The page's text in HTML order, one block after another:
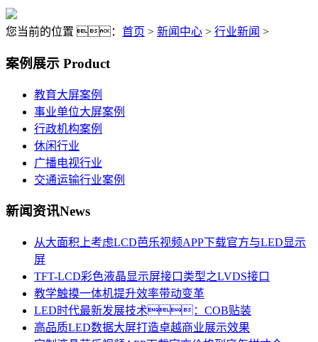
您当前的位置 ： 首页 > 新闻中心 > 行业新闻 >
案例展示 Product
教育大屏案例
事业单位大屏案例
行政机构案例
休闲行业
广播电视行业
交通运输行业案例
新闻资讯News
从大面积上考虑LCD芭乐视频APP下载官方与LED显示
屏
TFT-LCD彩色液晶显示屏接口类型之LVDS接口
教学触摸一体机提升效率带动变革
LED时代最新发展技术：COB贴装
高品质LED数据大屏打造卓越商业展示效果